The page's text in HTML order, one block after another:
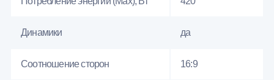
Динамики да
Соотношение сторон 16:9